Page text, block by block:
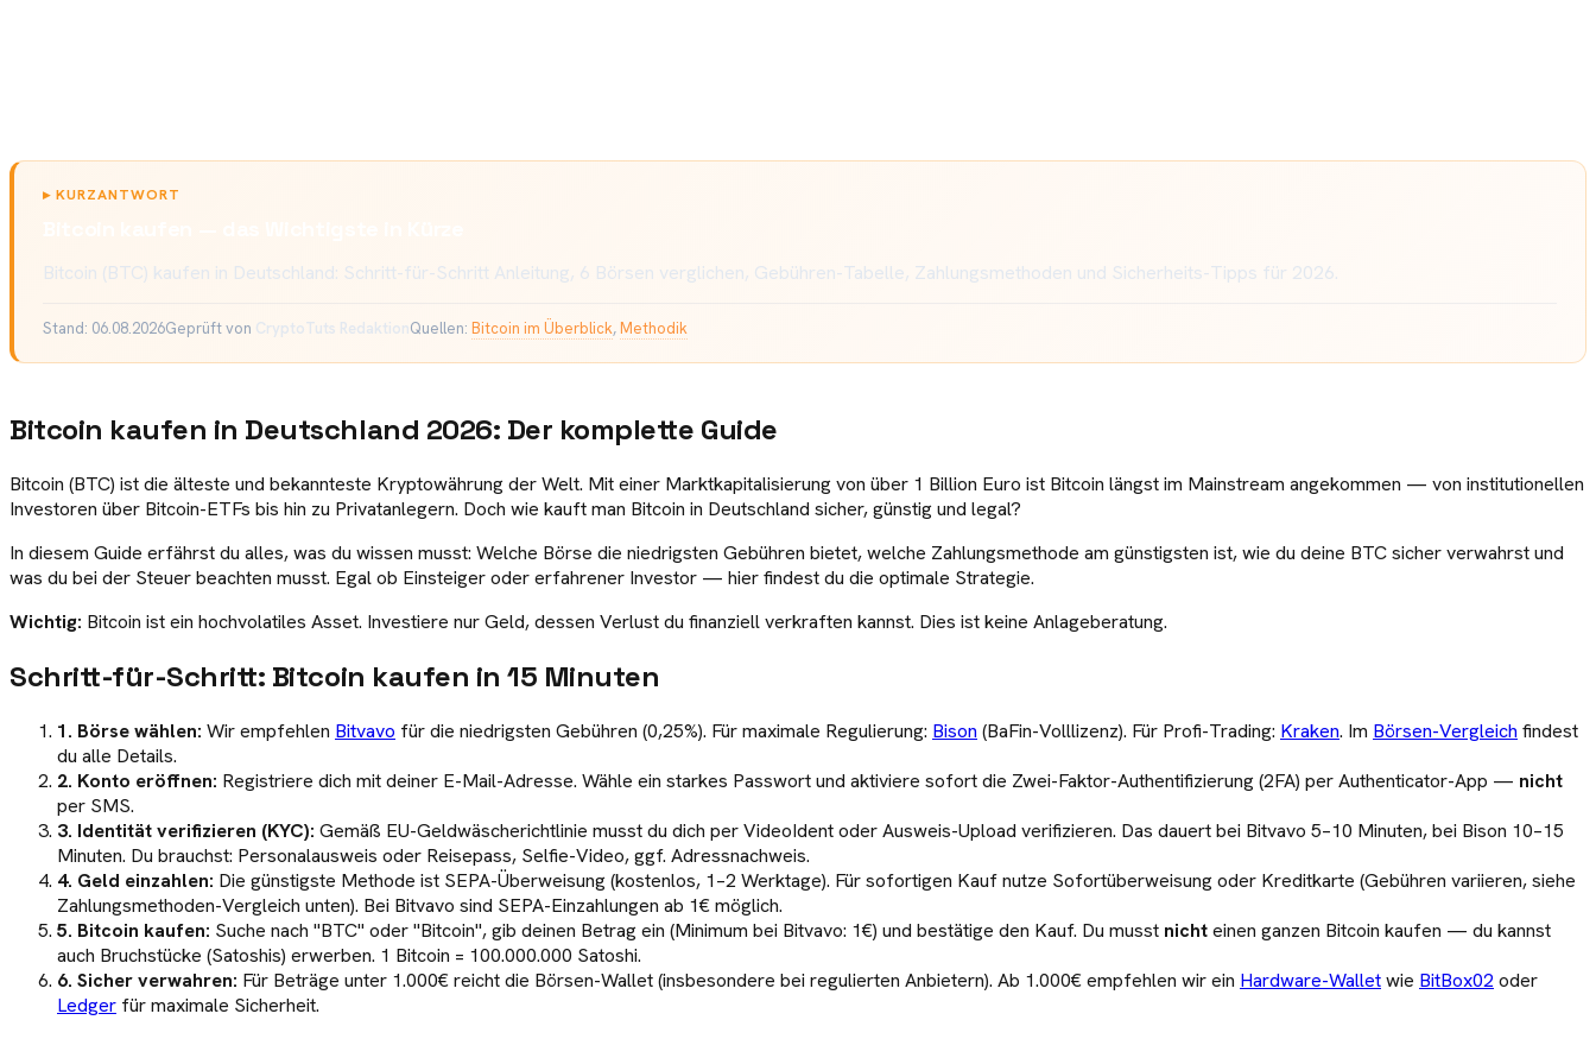
▸KURZANTWORT
Bitcoin (BTC) kaufen in Deutschland: Schritt-für-Schritt Anleitung, 6 Börsen verglichen, Gebühren-Tabelle, Zahlungsmethoden und Sicherheits-Tipps für 2026.
Stand: 06.08.2026Geprüft von CryptoTuts RedaktionQuellen: Bitcoin im Überblick,Methodik
Bitcoin kaufen in Deutschland 2026: Der komplette Guide
Bitcoin (BTC) ist die älteste und bekannteste Kryptowährung der Welt. Mit einer Marktkapitalisierung von über 1 Billion Euro ist Bitcoin längst im Mainstream angekommen — von institutionellen
Investoren über Bitcoin-ETFs bis hin zu Privatanlegern. Doch wie kauft man Bitcoin in Deutschland sicher, günstig und legal?
In diesem Guide erfährst du alles, was du wissen musst: Welche Börse die niedrigsten Gebühren bietet, welche Zahlungsmethode am günstigsten ist, wie du deine BTC sicher verwahrst und
was du bei der Steuer beachten musst. Egal ob Einsteiger oder erfahrener Investor — hier findest du die optimale Strategie.
Wichtig: Bitcoin ist ein hochvolatiles Asset. Investiere nur Geld, dessen Verlust du finanziell verkraften kannst. Dies ist keine Anlageberatung.
Schritt-für-Schritt: Bitcoin kaufen in 15 Minuten
1. Börse wählen: Wir empfehlen Bitvavo für die niedrigsten Gebühren (0,25%). Für maximale Regulierung: Bison (BaFin-Volllizenz). Für Profi-Trading: Kraken. Im Börsen-Vergleich findest
du alle Details.
2. Konto eröffnen: Registriere dich mit deiner E-Mail-Adresse. Wähle ein starkes Passwort und aktiviere sofort die Zwei-Faktor-Authentifizierung (2FA) per Authenticator-App — nicht
per SMS.
3. Identität verifizieren (KYC): Gemäß EU-Geldwäscherichtlinie musst du dich per VideoIdent oder Ausweis-Upload verifizieren. Das dauert bei Bitvavo 5–10 Minuten, bei Bison 10–15
Minuten. Du brauchst: Personalausweis oder Reisepass, Selfie-Video, ggf. Adressnachweis.
4. Geld einzahlen: Die günstigste Methode ist SEPA-Überweisung (kostenlos, 1–2 Werktage). Für sofortigen Kauf nutze Sofortüberweisung oder Kreditkarte (Gebühren variieren, siehe
Zahlungsmethoden-Vergleich unten). Bei Bitvavo sind SEPA-Einzahlungen ab 1€ möglich.
5. Bitcoin kaufen: Suche nach "BTC" oder "Bitcoin", gib deinen Betrag ein (Minimum bei Bitvavo: 1€) und bestätige den Kauf. Du musst nichteinen ganzen Bitcoin kaufen — du kannst
auch Bruchstücke (Satoshis) erwerben. 1 Bitcoin = 100.000.000 Satoshi.
6. Sicher verwahren: Für Beträge unter 1.000€ reicht die Börsen-Wallet (insbesondere bei regulierten Anbietern). Ab 1.000€ empfehlen wir ein Hardware-Walletwie BitBox02 oder
Ledger für maximale Sicherheit.